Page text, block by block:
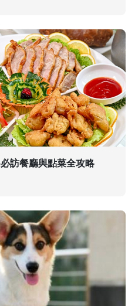
訪餐廳與點菜全攻略